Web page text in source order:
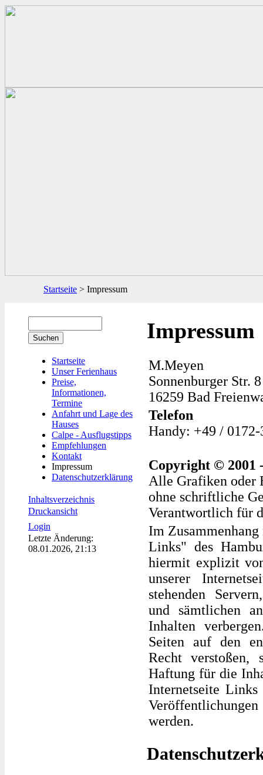
Startseite > Impressum
Startseite
Unser Ferienhaus
Preise,
Informationen,
Termine
Anfahrt und Lage des
Hauses
Calpe - Ausflugstipps
Empfehlungen
Kontakt
Impressum
Datenschutzerklärung
Inhaltsverzeichnis
Druckansicht
Login
Letzte Änderung:
08.01.2026, 21:13
Impressum
M.Meyen
Sonnenburger Str. 8
16259 Bad
Telefon
Handy: +49 /
Copyright © 2001
Alle Grafiken oder
ohne schriftliche
Verantwortlich für
Im
Links" des
hiermit explizit
unserer
stehenden
und sämtlichen
Inhalten
Seiten auf den
Recht
Haftung für die
Internetseite
werden.